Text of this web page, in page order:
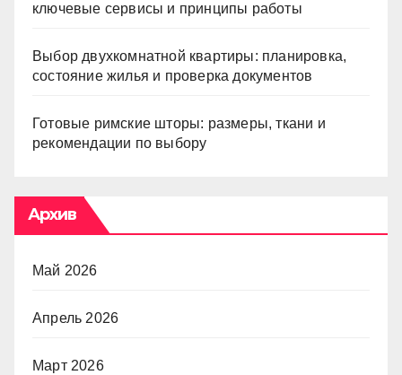
ключевые сервисы и принципы работы
Выбор двухкомнатной квартиры: планировка,
состояние жилья и проверка документов
Готовые римские шторы: размеры, ткани и
рекомендации по выбору
Архив
Май 2026
Апрель 2026
Март 2026